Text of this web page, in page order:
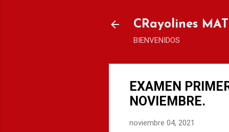
CRayolines
BIENVENIDOS
EXAMEN
NOVIEMBRE.
noviembre 04, 2021